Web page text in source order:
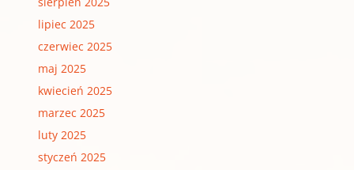
lipiec 2025
czerwiec 2025
maj 2025
kwiecień 2025
marzec 2025
luty 2025
styczeń 2025